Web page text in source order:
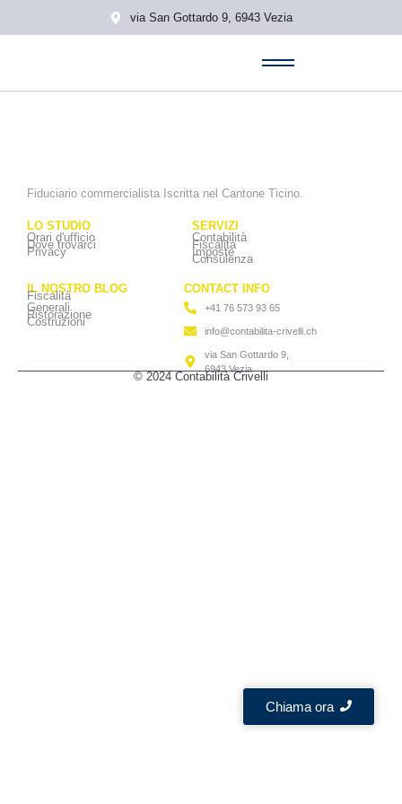
via San Gottardo 9, 6943 Vezia
Fiduciario commercialista Iscritta nel Cantone Ticino.
LO STUDIO
Orari d'ufficio
Dove trovarci
Privacy
SERVIZI
Contabilità
Fiscalità
Imposte
Consulenza
IL NOSTRO BLOG
Fiscalità
Generali
Ristorazione
Costruzioni
CONTACT INFO
+41 76 573 93 65
info@contabilita-crivelli.ch
via San Gottardo 9,
6943 Vezia
© 2024 Contabilità Crivelli
Chiama ora